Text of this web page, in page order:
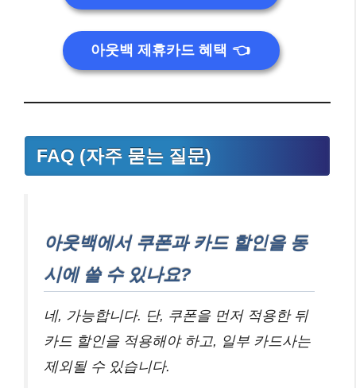
아웃백 제휴카드 혜택👈
FAQ (자주 묻는 질문)
아웃백에서 쿠폰과 카드 할인을 동
시에 쓸 수 있나요?
네, 가능합니다. 단, 쿠폰을 먼저 적용한 뒤
카드 할인을 적용해야 하고, 일부 카드사는
제외될 수 있습니다.